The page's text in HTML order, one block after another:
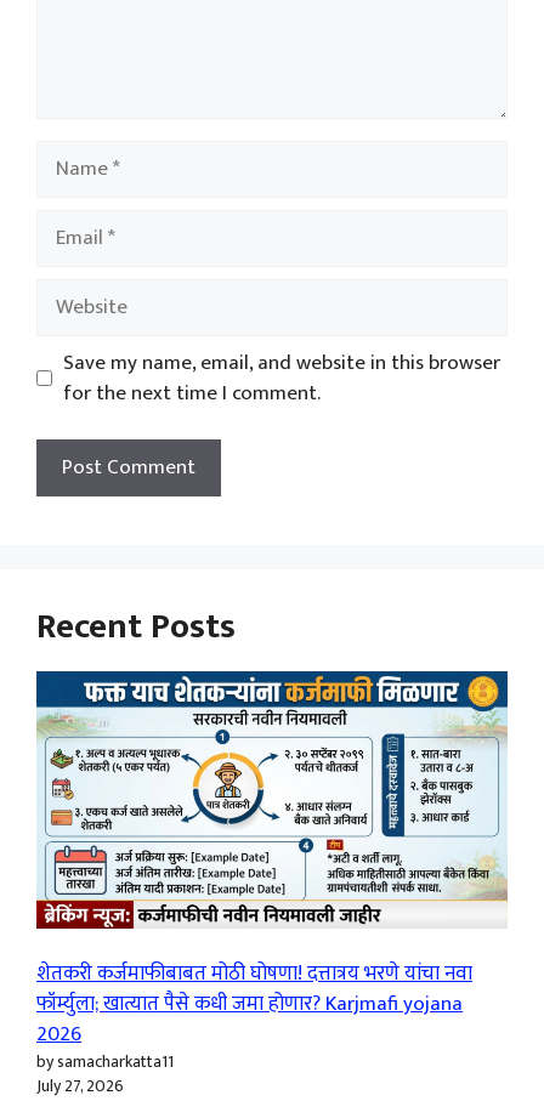
Name
Email
Website
Save my name, email, and website in this browser
for the next time I comment.
Recent Posts
शेतकरी कर्जमाफीबाबत मोठी घोषणा! दत्तात्रय भरणे यांचा नवा
फॉर्म्युला; खात्यात पैसे कधी जमा होणार? Karjmafi yojana
2026
by samacharkatta11
July 27, 2026